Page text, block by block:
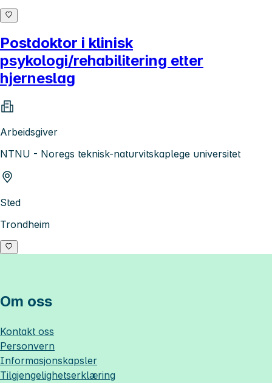
Postdoktor i klinisk
psykologi/rehabilitering etter
hjerneslag
Arbeidsgiver
NTNU - Noregs teknisk-naturvitskaplege universitet
Sted
Trondheim
Om oss
Kontakt oss
Personvern
Informasjonskapsler
Tilgjengelighetserklæring